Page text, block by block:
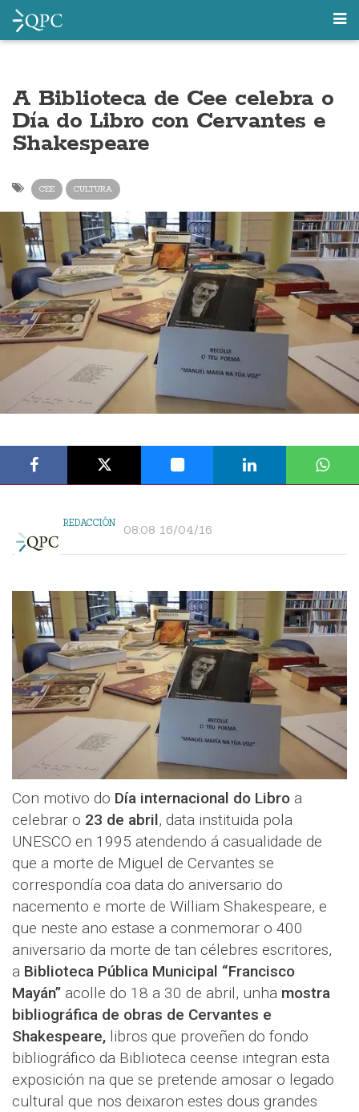
A Biblioteca de Cee celebra o
Día do Libro con Cervantes e
Shakespeare
CEE CULTURA
REDACCIÓN 08:08 16/04/16
Con motivo do Día internacional do Libro a
celebrar o 23 de abril, data instituida pola
UNESCO en 1995 atendendo á casualidade de
que a morte de Miguel de Cervantes se
correspondía coa data do aniversario do
nacemento e morte de William Shakespeare, e
que neste ano estase a conmemorar o 400
aniversario da morte de tan célebres escritores,
a Biblioteca Pública Municipal “Francisco
Mayán” acolle do 18 a 30 de abril, unha mostra
bibliográfica de obras de Cervantes e
Shakespeare, libros que proveñen do fondo
bibliográfico da Biblioteca ceense integran esta
exposición na que se pretende amosar o legado
cultural que nos deixaron estes dous grandes